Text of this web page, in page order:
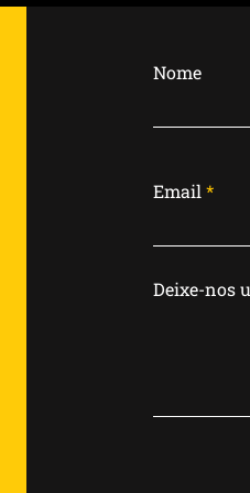
deles?Nome
Email
Deixe-nos